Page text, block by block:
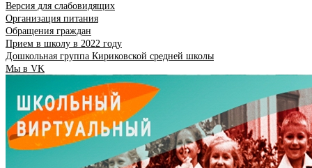
Версия для слабовидящих
Организация питания
Обращения граждан
Прием в школу в 2022 году
Дошкольная группа Кириковской средней школы
Мы в VK